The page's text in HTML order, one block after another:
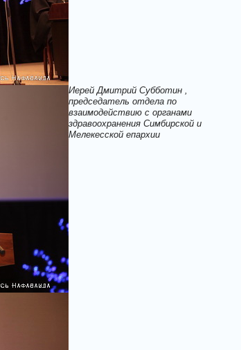
Иерей Дмитрий Субботин ,
председатель отдела по
взаимодействию с органами
здравоохранения Симбирской и
Мелекесской епархии